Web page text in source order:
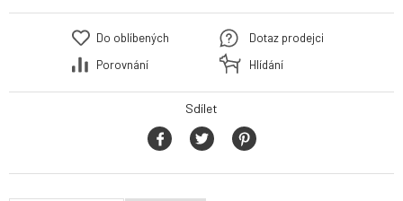
Do oblíbených
Porovnání
Dotaz prodejci
Hlídání
Sdílet